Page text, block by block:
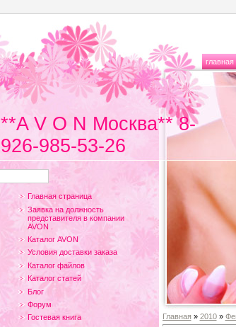
главная
**A V O N Москва** 8-
926-985-53-26
Главная страница
Заявка на должность
представителя в компании
AVON .
Каталог AVON
Условия доставки заказа
Каталог файлов
Каталог статей
Блог
Форум
Гостевая книга
Главная» 2010 »